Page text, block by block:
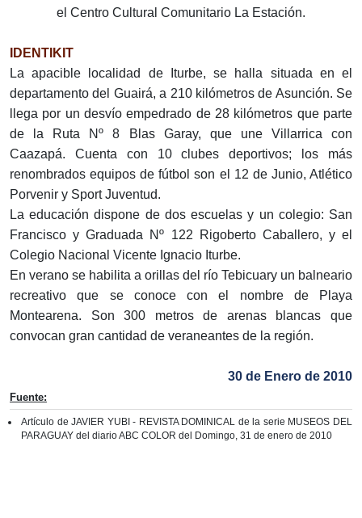
el Centro Cultural Comunitario La Estación.
IDENTIKIT
La apacible localidad de Iturbe, se halla situada en el
departamento del Guairá, a 210 kilómetros de Asunción. Se
llega por un desvío empedrado de 28 kilómetros que parte
de la Ruta Nº 8 Blas Garay, que une Villarrica con
Caazapá. Cuenta con 10 clubes deportivos; los más
renombrados equipos de fútbol son el 12 de Junio, Atlético
Porvenir y Sport Juventud.
La educación dispone de dos escuelas y un colegio: San
Francisco y Graduada Nº 122 Rigoberto Caballero, y el
Colegio Nacional Vicente Ignacio Iturbe.
En verano se habilita a orillas del río Tebicuary un balneario
recreativo que se conoce con el nombre de Playa
Montearena. Son 300 metros de arenas blancas que
convocan gran cantidad de veraneantes de la región.
30 de Enero de 2010
Fuente:
Artículo de JAVIER YUBI - REVISTA DOMINICAL de la serie MUSEOS DEL
PARAGUAY del diario ABC COLOR del Domingo, 31 de enero de 2010